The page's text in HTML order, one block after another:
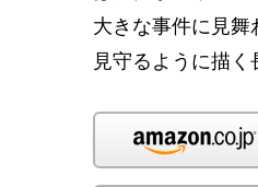
大きな事件に見
見守るように描く